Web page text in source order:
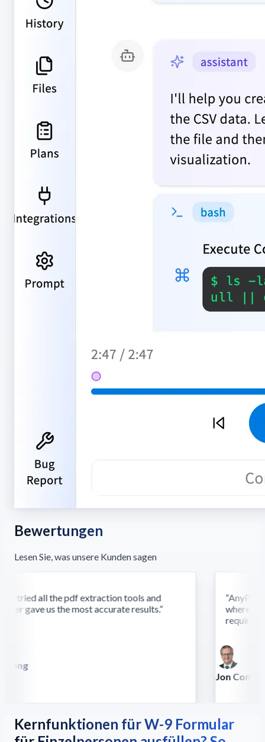
Bewertungen
Lesen Sie, was unsere Kunden sagen
tried all the pdf extraction tools and
gave us the most accurate results.”
where
require
Jon Conradt
Kernfunktionen für W-9 Formular